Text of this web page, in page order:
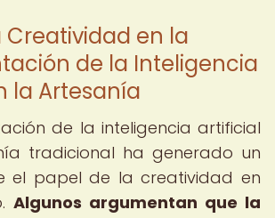
Creatividad en la
de la Inteligencia
la Artesanía
de la inteligencia artificial
tradicional ha generado un
el papel de la creatividad en
Algunos argumentan que la